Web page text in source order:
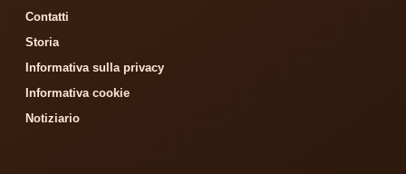
Contatti
Storia
Informativa sulla privacy
Informativa cookie
Notiziario